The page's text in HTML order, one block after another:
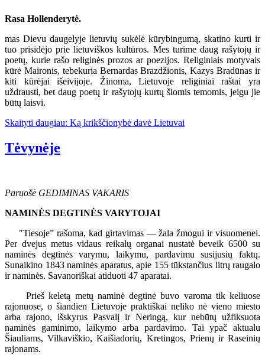
Rasa Hollenderytė.
mas Dievu daugelyje lietuvių sukėlė kūrybingumą, skatino kurti ir
tuo prisidėjo prie lietuviškos kultūros. Mes turime daug rašytojų ir
poetų, kurie rašo religinės prozos ar poezijos. Religiniais motyvais
kūrė Maironis, tebekuria Bernardas Brazdžionis, Kazys Bradūnas ir
kiti kūrėjai išeivijoje. Žinoma, Lietuvoje religiniai raštai yra
uždrausti, bet daug poetų ir rašytojų kurtų šiomis temomis, jeigu jie
būtų laisvi.
Skaityti daugiau: Ką krikščionybė davė Lietuvai
Tėvynėje
Paruošė GEDIMINAS VAKARIS
NAMINĖS DEGTINĖS VARYTOJAI
"Tiesoje” rašoma, kad girtavimas — žala žmogui ir visuomenei.
Per dvejus metus vidaus reikalų organai nustatė beveik 6500 su
naminės degtinės varymu, laikymu, pardavimu susijusių faktų.
Sunaikino 1843 naminės aparatus, apie 155 tūkstančius litrų raugalo
ir naminės. Savanoriškai atiduoti 47 aparatai.
Prieš keletą metų naminė degtinė buvo varoma tik keliuose
rajonuose, o šiandien Lietuvoje praktiškai neliko nė vieno miesto
arba rajono, išskyrus Pasvalį ir Neringą, kur nebūtų užfiksuota
naminės gaminimo, laikymo arba pardavimo. Tai ypač aktualu
Šiauliams, Vilkaviškio, Kaišiadorių, Kretingos, Prienų ir Raseinių
rajonams.